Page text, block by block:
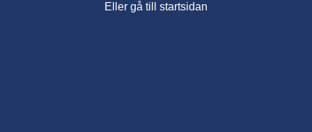
Eller gå till startsidan